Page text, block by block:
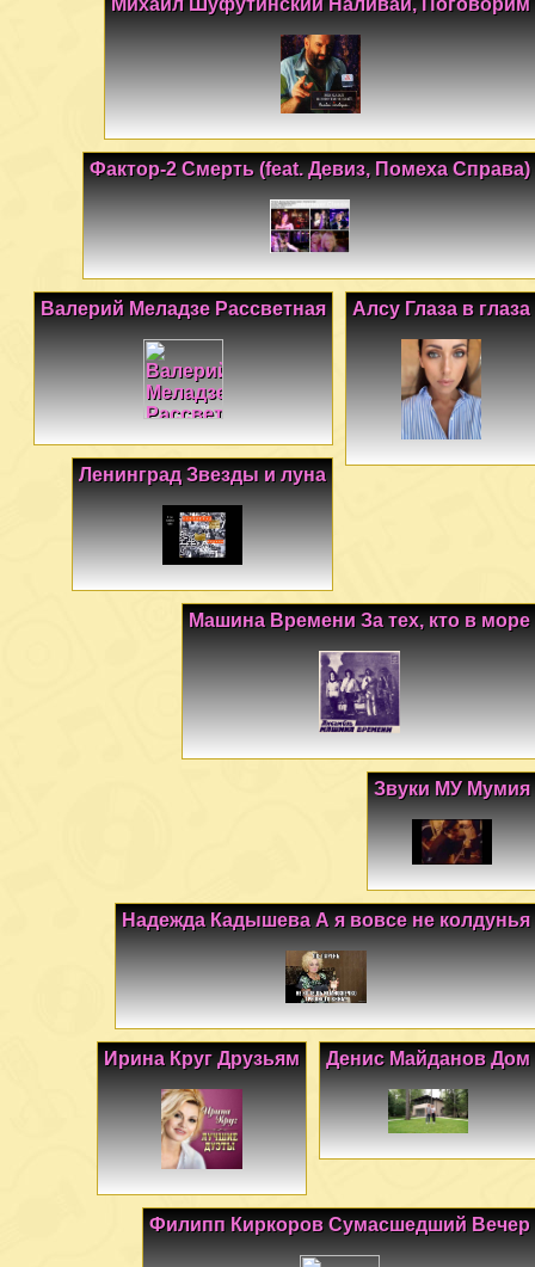
Фактор-2 Смерть (feat. Девиз, Помеха Справа)
Алсу Глаза в глаза
Валерий Меладзе Рассветная
Ленинград Звезды и луна
Машина Времени За тех, кто в море
Звуки МУ Мумия
Надежда Кадышева А я вовсе не колдунья
Денис Майданов Дом
Ирина Круг Друзьям
Филипп Киркоров Сумасшедший Вечер